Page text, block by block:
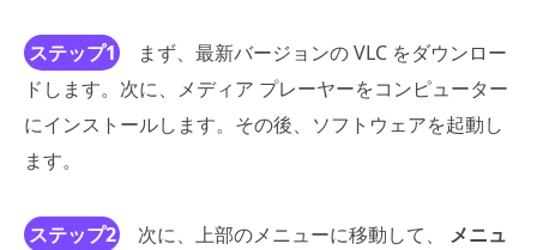
ステップ1
まず、最新バージョンの VLC をダウンロー
ドします。次に、メディア プレーヤーをコンピューター
にインストールします。その後、ソフトウェアを起動し
ます。
ステップ2 次に、上部のメニューに移動して、 メニュ